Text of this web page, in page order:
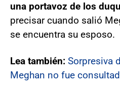
una portavoz de los
precisar cuando salió
se encuentra su esposo.
Lea también: Sorpresiva
Meghan no fue